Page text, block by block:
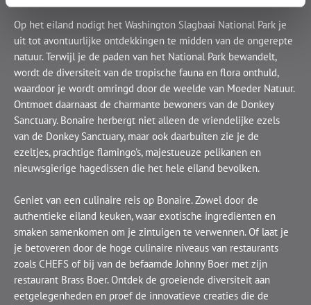
Op het eiland nodigt het Washington Slagbaai National Park je
uit tot avontuurlijke ontdekkingen te midden van de ongerepte
natuur. Terwijl je de paden van het National Park bewandelt,
wordt de diversiteit van de tropische fauna en flora onthuld,
waardoor je wordt omringd door de weelde van Moeder Natuur.
Ontmoet daarnaast de charmante bewoners van de Donkey
Sanctuary. Bonaire herbergt niet alleen de vriendelijke ezels
van de Donkey Sanctuary, maar ook daarbuiten zie je de
ezeltjes, prachtige flamingo's, majestueuze pelikanen en
nieuwsgierige hagedissen die het hele eiland bevolken.
Geniet van een culinaire reis op Bonaire. Zowel door de
authentieke eiland keuken, waar exotische ingrediënten en
smaken samenkomen om je zintuigen te verwennen. Of laat je
je betoveren door de hoge culinaire niveaus van restaurants
zoals CHEFS of bij van de befaamde Johnny Boer met zijn
restaurant Brass Boer. Ontdek de groeiende diversiteit aan
eetgelegenheden en proef de innovatieve creaties die de